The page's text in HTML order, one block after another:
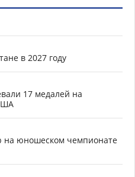
в 2027 году
17 медалей на
на юношеском чемпионате